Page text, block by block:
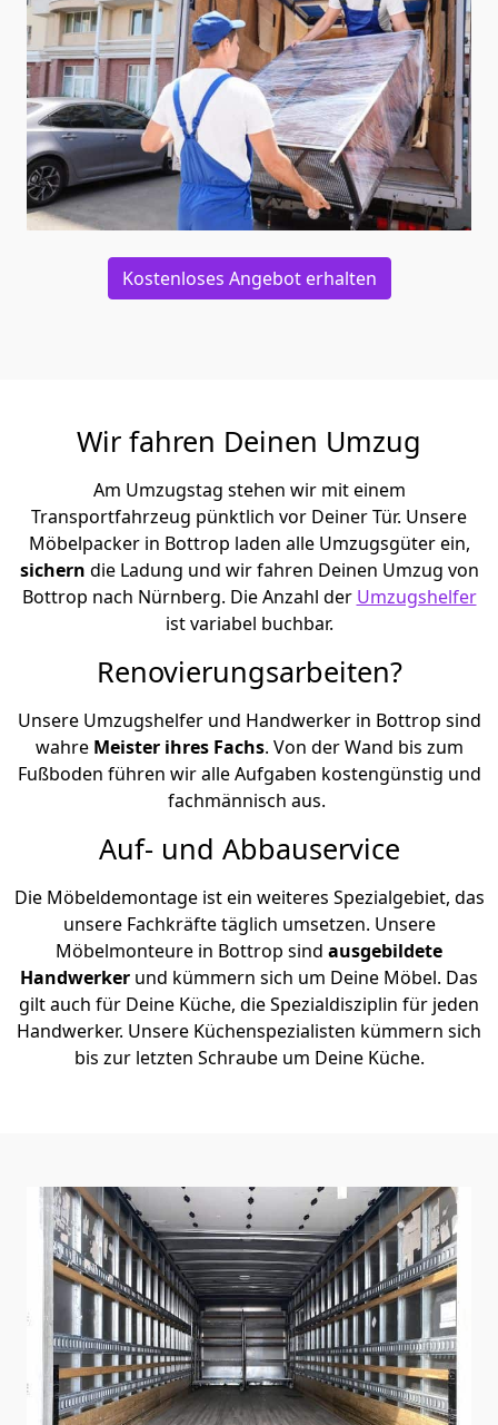
Kostenloses Angebot erhalten
Wir fahren Deinen Umzug
Am Umzugstag stehen wir mit einem
Transportfahrzeug pünktlich vor Deiner Tür. Unsere
Möbelpacker in Bottrop laden alle Umzugsgüter ein,
sichern die Ladung und wir fahren Deinen Umzug von
Bottrop nach Nürnberg. Die Anzahl der Umzugshelfer
ist variabel buchbar.
Renovierungsarbeiten?
Unsere Umzugshelfer und Handwerker in Bottrop sind
wahre Meister ihres Fachs. Von der Wand bis zum
Fußboden führen wir alle Aufgaben kostengünstig und
fachmännisch aus.
Auf- und Abbauservice
Die Möbeldemontage ist ein weiteres Spezialgebiet, das
unsere Fachkräfte täglich umsetzen. Unsere
Möbelmonteure in Bottrop sind ausgebildete
Handwerker und kümmern sich um Deine Möbel. Das
gilt auch für Deine Küche, die Spezialdisziplin für jeden
Handwerker. Unsere Küchenspezialisten kümmern sich
bis zur letzten Schraube um Deine Küche.